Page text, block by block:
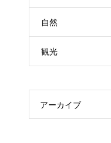
自然
観光
アーカイブ